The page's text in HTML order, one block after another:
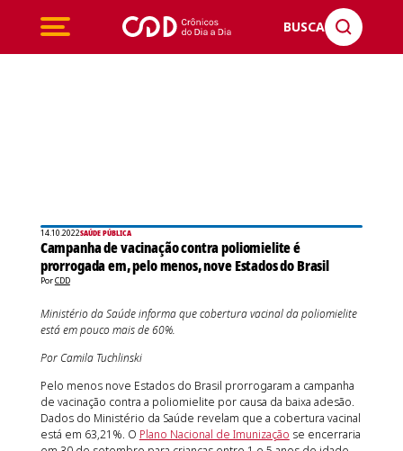
BUSCA
14.10.2022SAÚDE PÚBLICA
Campanha de vacinação contra poliomielite é
prorrogada em, pelo menos, nove Estados do Brasil
PorCDD
Ministério da Saúde informa que cobertura vacinal da poliomielite
está em pouco mais de 60%.
Por Camila Tuchlinski
Pelo menos nove Estados do Brasil prorrogaram a campanha
de vacinação contra a poliomielite por causa da baixa adesão.
Dados do Ministério da Saúde revelam que a cobertura vacinal
está em 63,21%. O Plano Nacional de Imunização se encerraria